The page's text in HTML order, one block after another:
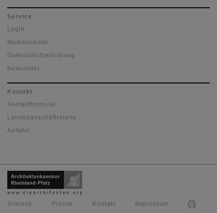
Service
Login
Mediencenter
Datenschutzerklärung
Newsletter
Kontakt
Kontaktformular
Landesgeschäftsstelle
Anfahrt
Sitemap Presse Kontakt Impressum